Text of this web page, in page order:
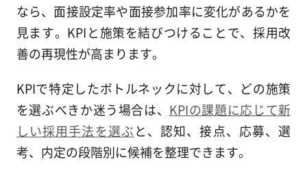
なら、面接設定率や面接参加率に変化があるかを
見ます。KPIと施策を結びつけることで、採用改
善の再現性が高まります。
KPIで特定したボトルネックに対して、どの施策
を選ぶべきか迷う場合は、 KPIの課題に応じて新
しい採用手法を選ぶと、認知、接点、応募、選
考、内定の段階別に候補を整理できます。